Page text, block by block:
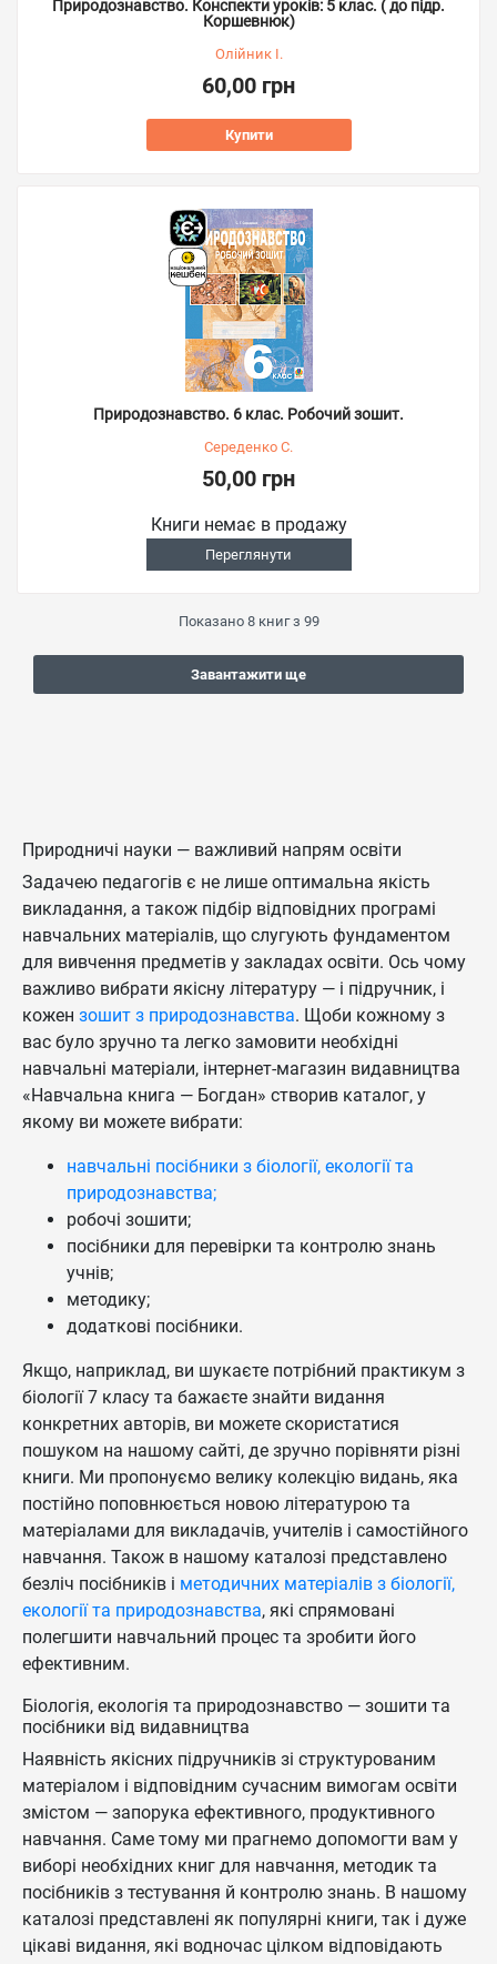
Природознавство. Конспекти уроків: 5 клас. ( до підр.
Коршевнюк)
Олійник І.
60,00 грн
Купити
Природознавство. 6 клас. Робочий зошит.
Середенко С.
50,00 грн
Книги немає в продажу
Переглянути
Показано 8книг з 99
Завантажити ще
Природничі науки — важливий напрям освіти
Задачею педагогів є не лише оптимальна якість
викладання, а також підбір відповідних програмі
навчальних матеріалів, що слугують фундаментом
для вивчення предметів у закладах освіти. Ось чому
важливо вибрати якісну літературу — і підручник, і
кожен зошит з природознавства. Щоби кожному з
вас було зручно та легко замовити необхідні
навчальні матеріали, інтернет-магазин видавництва
«Навчальна книга — Богдан» створив каталог, у
якому ви можете вибрати:
навчальні посібники з біології, екології та
природознавства;
робочі зошити;
посібники для перевірки та контролю знань
учнів;
методику;
додаткові посібники.
Якщо, наприклад, ви шукаєте потрібний практикум з
біології 7 класу та бажаєте знайти видання
конкретних авторів, ви можете скористатися
пошуком на нашому сайті, де зручно порівняти різні
книги. Ми пропонуємо велику колекцію видань, яка
постійно поповнюється новою літературою та
матеріалами для викладачів, учителів і самостійного
навчання. Також в нашому каталозі представлено
безліч посібників і методичних матеріалів з біології,
екології та природознавства, які спрямовані
полегшити навчальний процес та зробити його
ефективним.
Біологія, екологія та природознавство — зошити та
посібники від видавництва
Наявність якісних підручників зі структурованим
матеріалом і відповідним сучасним вимогам освіти
змістом — запорука ефективного, продуктивного
навчання. Саме тому ми прагнемо допомогти вам у
виборі необхідних книг для навчання, методик та
посібників з тестування й контролю знань. В нашому
каталозі представлені як популярні книги, так і дуже
цікаві видання, які водночас цілком відповідають